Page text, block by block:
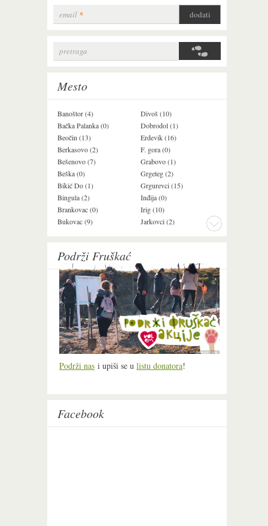
email *
Search form
pretraga
Mesto
Banoštor (4)
Bačka Palanka (0)
Beočin (13)
Berkasovo (2)
Bešenovo (7)
Beška (0)
Bikić Do (1)
Bingula (2)
Brankovac (0)
Bukovac (9)
Divoš (10)
Dobrodol (1)
Erdevik (16)
F. gora (0)
Grabovo (1)
Grgeteg (2)
Grgurevci (15)
Inđija (0)
Irig (10)
Jarkovci (2)
Podrži Fruškać
Podrži nas i upiši se u listu donatora!
Facebook